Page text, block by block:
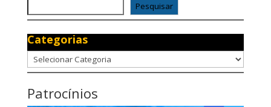
Pesquisar
Categorias
Categorias
Patrocínios